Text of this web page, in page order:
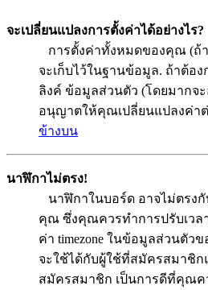
จะเปลี่ยนแปลงการตั้งค่าได้อย่างไร?
การตั้งค่าทั้งหมดของคุณ (ถ้
จะเก็บไว้ในฐานข้อมูล. ถ้าต้อ
ลิงค์ ข้อมูลส่วนตัว (โดยมากจ
อนุญาตให้คุณเปลี่ยนแปลงค่าต่
ข้างบน
นาฬิกาไม่ตรง!
นาฬิกาในบอร์ด อาจไม่ตรง
คุณ ซึ่งคุณควรทำการปรับเวล
ค่า timezone ในข้อมูลส่วนตัว
จะใช้ได้กับผู้ใช้ที่สมัครสมาชิ
สมัครสมาชิก เป็นการดีที่คุณ